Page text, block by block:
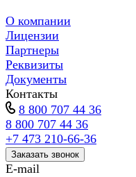
О компании
Лицензии
Партнеры
Реквизиты
Документы
Контакты
8 800 707 44 36
8 800 707 44 36
+7 473 210-66-36
Заказать звонок
E-mail